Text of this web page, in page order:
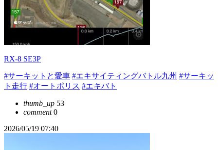
RX-8 SE3P
#サーキットと愛車 #エキサイティングバトル九州 #サーキッ
ト走行 #オートポリス #エキバト
thumb_up 53
comment0
2026/05/19 07:40